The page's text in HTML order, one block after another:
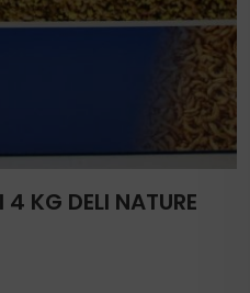
KG DELI NATURE